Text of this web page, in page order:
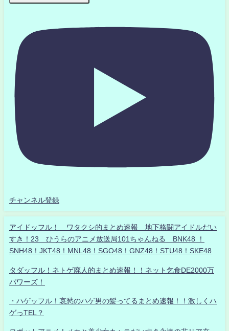
チャンネル登録
アイドッフル！ ワタクシ的まとめ速報 地下格闘アイドルだい
すき！23 ひうらのアニメ放送局101ちゃんねる BNK48 ！
SNH48！JKT48！MNL48！SGO48！GNZ48！STU48！SKE48
タダッフル！ネトゲ廃人的まとめ速報！！ネット乞食DE2000万
パワーズ！
・ハゲッフル！哀愁のハゲ男の髪ってるまとめ速報！！激しくハ
ゲっTEL？